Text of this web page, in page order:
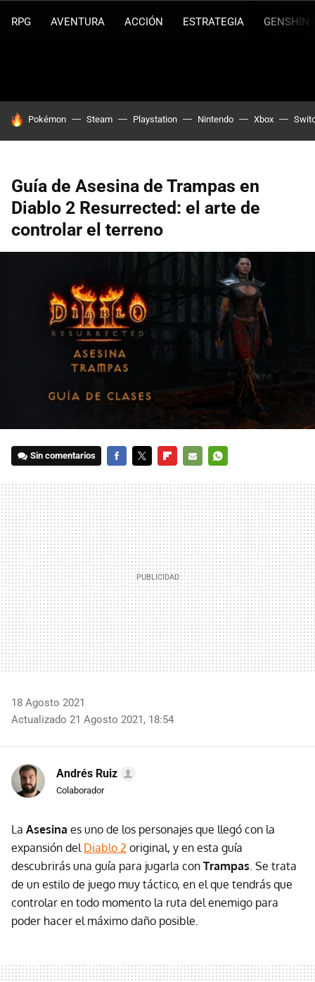
RPG AVENTURA ACCIÓN ESTRATEGIA GENSHIN
HOY SE HABLA DE
Pokémon Steam Playstation Nintendo Xbox
Guía de Asesina de Trampas en
Diablo 2 Resurrected: el arte de
controlar el terreno
Sin comentarios
MAIL
18 Agosto 2021
Actualizado 21 Agosto 2021, 18:54
Andrés Ruiz
Colaborador
La Asesina es uno de los personajes que llegó con la
expansión del Diablo 2 original, y en esta guía
descubrirás una guía para jugarla con Trampas . Se trata
de un estilo de juego muy táctico, en el que tendrás que
controlar en todo momento la ruta del enemigo para
poder hacer el máximo daño posible.